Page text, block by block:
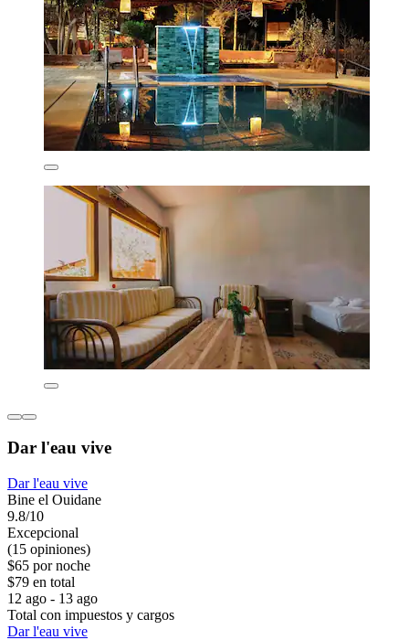
Dar l'eau vive
Dar l'eau vive
Bine el Ouidane
9.8/10
Excepcional
(15 opiniones)
$65 por noche
$79 en total
12 ago - 13 ago
Total con impuestos y cargos
Dar l'eau vive